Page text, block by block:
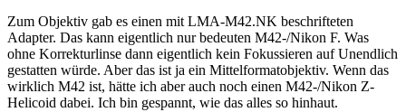
Zum Objektiv gab es einen mit LMA-M42.NK beschrifteten
Adapter. Das kann eigentlich nur bedeuten M42-/Nikon F. Was
ohne Korrekturlinse dann eigentlich kein Fokussieren auf Unendlich
gestatten würde. Aber das ist ja ein Mittelformatobjektiv. Wenn das
wirklich M42 ist, hätte ich aber auch noch einen M42-/Nikon Z-
Helicoid dabei. Ich bin gespannt, wie das alles so hinhaut.